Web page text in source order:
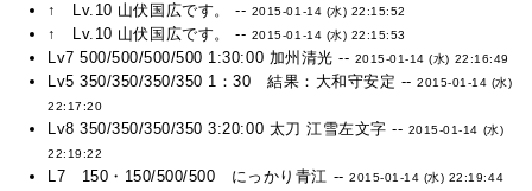
↑ Lv.10 山伏国広です。 -- 2015-01-14 (水) 22:15:52
↑ Lv.10 山伏国広です。 -- 2015-01-14 (水) 22:15:53
Lv7 500/500/500/500 1:30:00 加州清光 -- 2015-01-14 (水) 22:16:49
Lv5 350/350/350/350 1：30 結果：大和守安定 --2015-01-14 (水)
22:17:20
Lv8 350/350/350/350 3:20:00 太刀 江雪左文字 -- 2015-01-14 (水)
22:19:22
L7 150・150/500/500 にっかり青江 --2015-01-14 (水) 22:19:44